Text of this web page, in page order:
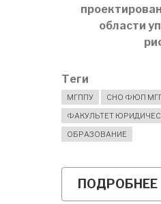
области
Теги
МГППУ
СНО ФЮП
ФАКУЛЬТЕТ
ОБРАЗОВАНИЕ
ПОДРОБНЕЕ